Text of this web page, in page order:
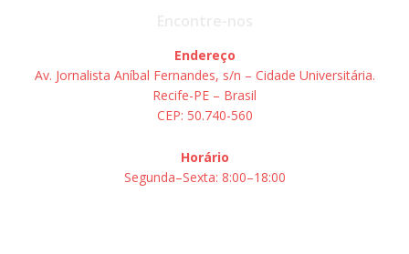
Endereço
Av. Jornalista Aníbal Fernandes, s/n – Cidade Universitária.
Recife-PE – Brasil
CEP: 50.740-560
Horário
Segunda–Sexta: 8:00–18:00